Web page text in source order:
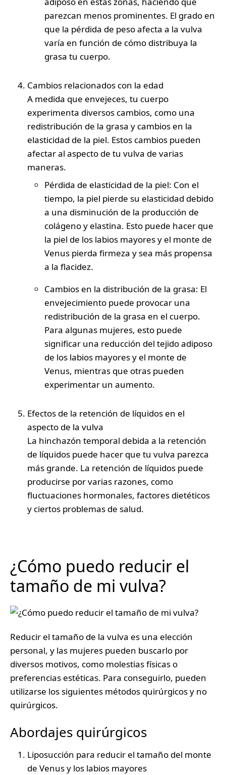
parezcan menos prominentes. El grado en
que la pérdida de peso afecta a la vulva
varía en función de cómo distribuya la
grasa tu cuerpo.
Cambios relacionados con la edad
A medida que envejeces, tu cuerpo
experimenta diversos cambios, como una
redistribución de la grasa y cambios en la
elasticidad de la piel. Estos cambios pueden
afectar al aspecto de tu vulva de varias
maneras.
Pérdida de elasticidad de la piel: Con el
tiempo, la piel pierde su elasticidad debido
a una disminución de la producción de
colágeno y elastina. Esto puede hacer que
la piel de los labios mayores y el monte de
Venus pierda firmeza y sea más propensa
a la flacidez.
Cambios en la distribución de la grasa: El
envejecimiento puede provocar una
redistribución de la grasa en el cuerpo.
Para algunas mujeres, esto puede
significar una reducción del tejido adiposo
de los labios mayores y el monte de
Venus, mientras que otras pueden
experimentar un aumento.
Efectos de la retención de líquidos en el
aspecto de la vulva
La hinchazón temporal debida a la retención
de líquidos puede hacer que tu vulva parezca
más grande. La retención de líquidos puede
producirse por varias razones, como
fluctuaciones hormonales, factores dietéticos
y ciertos problemas de salud.
¿Cómo puedo reducir el
tamaño de mi vulva?
Reducir el tamaño de la vulva es una elección
personal, y las mujeres pueden buscarlo por
diversos motivos, como molestias físicas o
preferencias estéticas. Para conseguirlo, pueden
utilizarse los siguientes métodos quirúrgicos y no
quirúrgicos.
Abordajes quirúrgicos
Liposucción para reducir el tamaño del monte
de Venusy los labios mayores